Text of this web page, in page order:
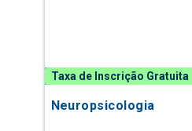
Taxa de Inscrição Gratuita
Neuropsicologia